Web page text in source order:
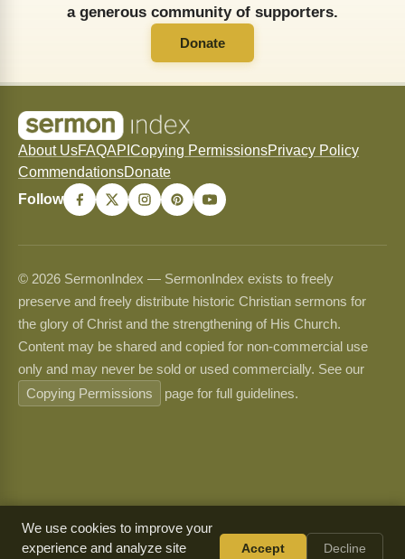
a generous community of supporters.
Donate
About UsFAQAPI Copying PermissionsPrivacy Policy
CommendationsDonate
Follow
© 2026 SermonIndex — SermonIndex exists to freely
preserve and freely distribute historic Christian sermons for
the glory of Christ and the strengthening of His Church.
Content may be shared and copied for non-commercial use
only and may never be sold or used commercially. See our
Copying Permissions
page for full guidelines.
We use cookies to improve your
experience and analyze site
Accept Decline